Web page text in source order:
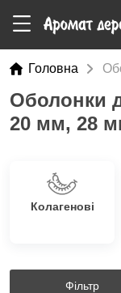
Головна
Оболонки
20 мм, 28
Колагенові
Фільтр